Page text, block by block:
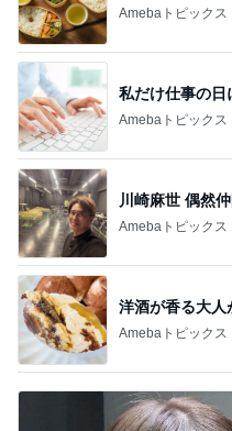
Amebaトピックス
私だけ仕事の日
Amebaトピックス
川崎麻世 偶然
Amebaトピックス
洋酒が香る大人
Amebaトピックス